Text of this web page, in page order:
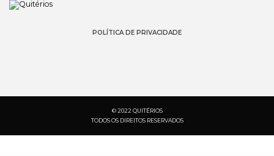
POLÍTICA DE PRIVACIDADE
© 2022 QUITÉRIOS
TODOS OS DIREITOS RESERVADOS